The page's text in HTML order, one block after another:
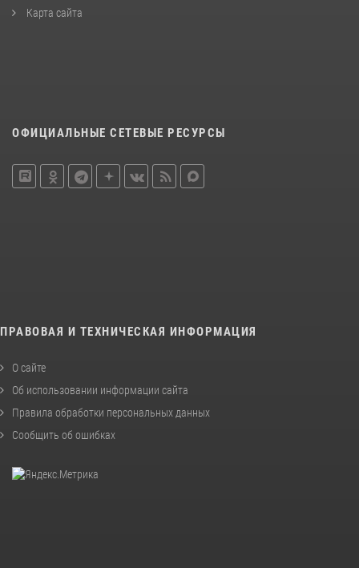
Карта сайта
ОФИЦИАЛЬНЫЕ СЕТЕВЫЕ РЕСУРСЫ
ПРАВОВАЯ И ТЕХНИЧЕСКАЯ ИНФОРМАЦИЯ
О сайте
Об использовании информации сайта
Правила обработки персональных данных
Сообщить об ошибках